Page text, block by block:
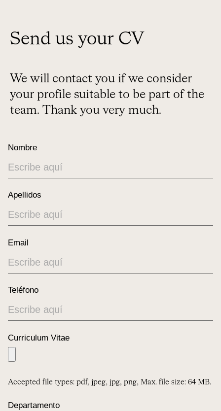
Send us your CV
We will contact you if we consider
your profile suitable to be part of the
team. Thank you very much.
Nombre
Apellidos
Email
Teléfono
Curriculum Vitae
Accepted file types: pdf, jpeg, jpg, png, Max. file size: 64 MB.
Departamento